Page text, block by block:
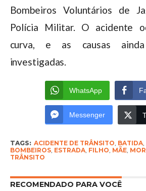
Bombeiros Voluntários de
Polícia Militar. O acidente
curva, e as causas
investigadas.
WhatsApp
Messenger
TAGS: ACIDENTE DE TRÂNSITO BATIDA,
BOMBEIROS, ESTRADA, FILHO MÃE,
TRÂNSITO
RECOMENDADO PARA VOCÊ